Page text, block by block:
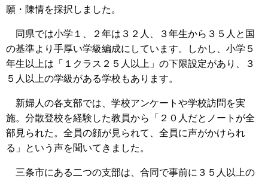
願・陳情を採択しました。
同県では小学１、２年は３２人、３年生から３５人と国
の基準より手厚い学級編成にしています。しかし、小学５
年生以上は「１クラス２５人以上」の下限設定があり、３
５人以上の学級がある学校もあります。
新婦人の各支部では、学校アンケートや学校訪問を実
施。分散登校を経験した教員から「２０人だとノートが全
部見られた。全員の顔が見られて、全員に声がかけられ
る」という声を聞いてきました。
三条市にある二つの支部は、合同で事前に３５人以上の